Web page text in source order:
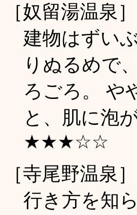
［奴留湯温泉
建物はずい
りぬるめで
ろごろ。 や
と、肌に泡
★★★☆☆
［寺尾野温泉
行き方を知